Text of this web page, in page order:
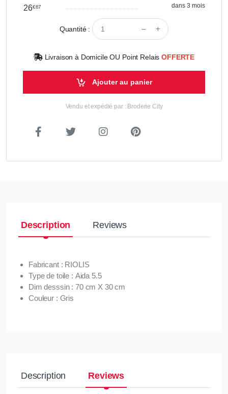
26€67 dans 3 mois
Quantité :
Livraison à Domicile OU Point RelaisOFFERTE
Ajouter au panier
Vendu et expédié par : Broderie City
Description Reviews
Fabricant : RIOLIS
Type de toile : Aida 5.5
Dim desssin : 70 cm X 30 cm
Couleur : Gris
Description Reviews